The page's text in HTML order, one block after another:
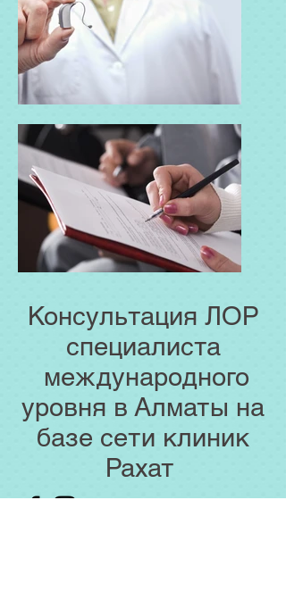
Консультация ЛОР
специалиста
международного
уровня в Алматы на
базе сети клиник
Рахат